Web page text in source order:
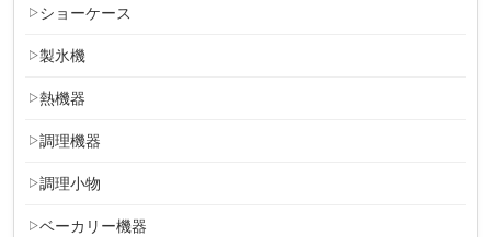
ショーケース
製氷機
熱機器
調理機器
調理小物
ベーカリー機器